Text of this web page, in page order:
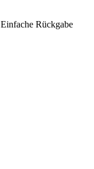
Einfache Rückgabe